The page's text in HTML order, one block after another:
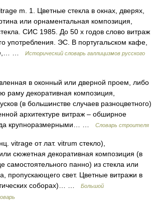
m. 1. Цветные стекла в окнах, дверях,
или орнаментальная композиция,
СИС 1985. До 50 х годов слово витраж
употребления. ЭС. В португальском кафе,
…
Исторический словарь галлицизмов русского
в оконный или дверной проем, либо
раму декоративная композиция,
(в большинстве случаев разноцветного)
архитектуре витраж – обширное
крупноразмерными… …
Словарь строителя
vitrage от лат. vitrum стекло),
сюжетная декоративная композиция (в
самостоятельного панно) из стекла или
пропускающего свет. Цветные витражи в
соборах)… …
Большой